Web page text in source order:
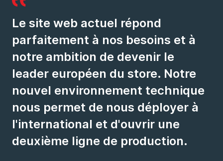
Le site web actuel répond
parfaitement à nos besoins et à
notre ambition de devenir le
leader européen du store. Notre
nouvel environnement technique
nous permet de nous déployer à
l'international et d'ouvrir une
deuxième ligne de production.